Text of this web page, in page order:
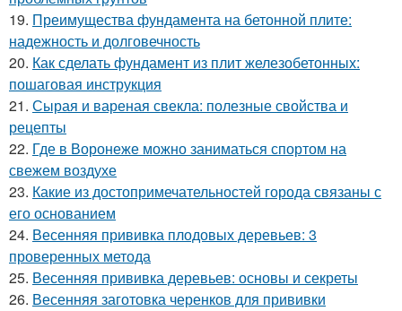
19. Преимущества фундамента на бетонной плите:
надежность и долговечность
20. Как сделать фундамент из плит железобетонных:
пошаговая инструкция
21. Сырая и вареная свекла: полезные свойства и
рецепты
22. Где в Воронеже можно заниматься спортом на
свежем воздухе
23. Какие из достопримечательностей города связаны с
его основанием
24. Весенняя прививка плодовых деревьев: 3
проверенных метода
25. Весенняя прививка деревьев: основы и секреты
26. Весенняя заготовка черенков для прививки